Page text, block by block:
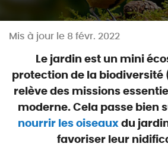
Mis à jour le 8 févr. 2022
Le jardin est un mini
protection de la biodiversité
relève des missions
moderne. Cela passe bien
nourrir les oiseaux du
favoriser leur